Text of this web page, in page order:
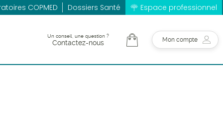
COPMED Dossiers Santé Espace professionnel
Un conseil, une question ?
Contactez-nous Mon compte